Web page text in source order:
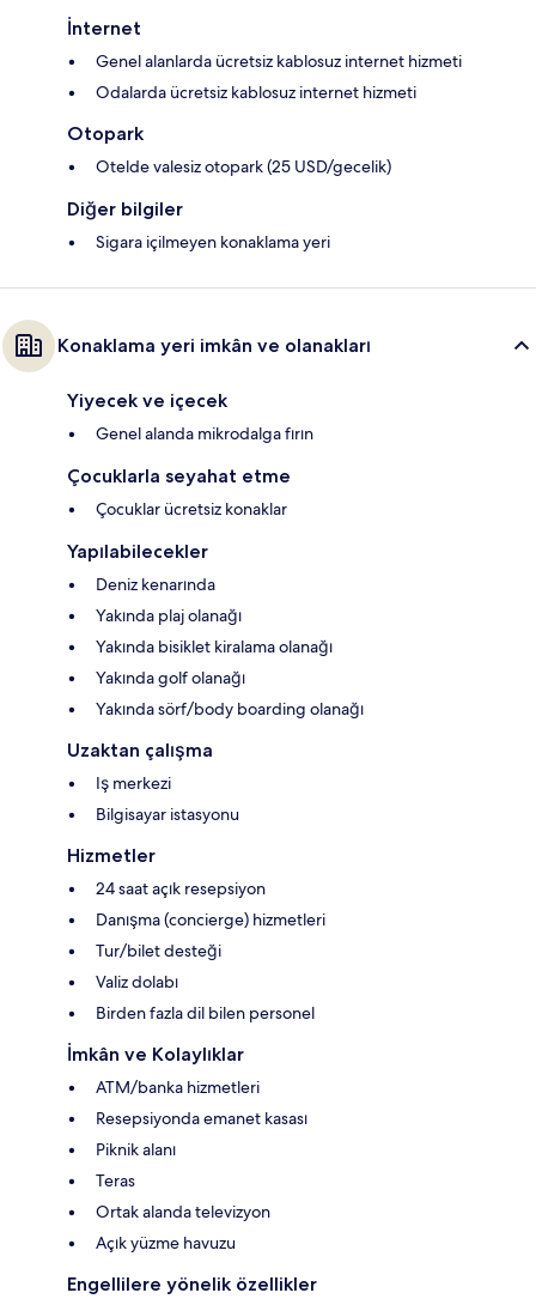
İnternet
Genel alanlarda ücretsiz kablosuz internet hizmeti
Odalarda ücretsiz kablosuz internet hizmeti
Otopark
Otelde valesiz otopark (25 USD/gecelik)
Diğer bilgiler
Sigara içilmeyen konaklama yeri
Konaklama yeri imkân ve olanakları
Yiyecek ve içecek
Genel alanda mikrodalga fırın
Çocuklarla seyahat etme
Çocuklar ücretsiz konaklar
Yapılabilecekler
Deniz kenarında
Yakında plaj olanağı
Yakında bisiklet kiralama olanağı
Yakında golf olanağı
Yakında sörf/body boarding olanağı
Uzaktan çalışma
Iş merkezi
Bilgisayar istasyonu
Hizmetler
24 saat açık resepsiyon
Danışma (concierge) hizmetleri
Tur/bilet desteği
Valiz dolabı
Birden fazla dil bilen personel
İmkân ve Kolaylıklar
ATM/banka hizmetleri
Resepsiyonda emanet kasası
Piknik alanı
Teras
Ortak alanda televizyon
Açık yüzme havuzu
Engellilere yönelik özellikler